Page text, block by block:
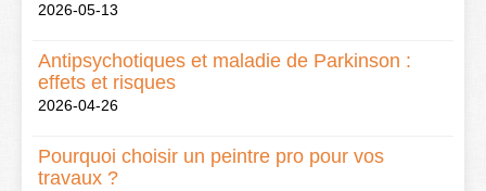
2026-05-13
Antipsychotiques et maladie de Parkinson :
effets et risques
2026-04-26
Pourquoi choisir un peintre pro pour vos
travaux ?